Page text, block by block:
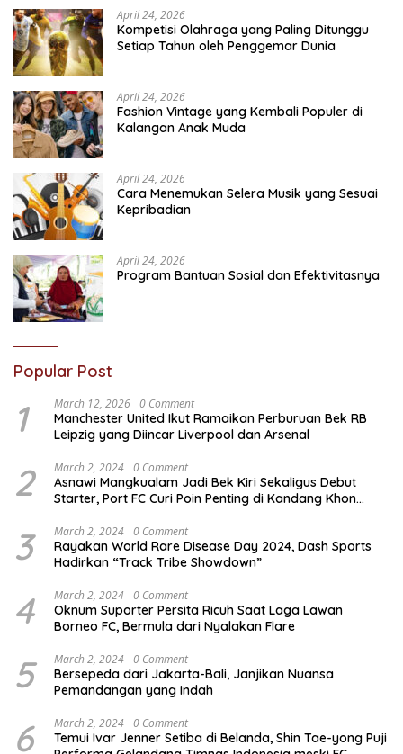
April 24, 2026
Kompetisi Olahraga yang Paling Ditunggu
Setiap Tahun oleh Penggemar Dunia
April 24, 2026
Fashion Vintage yang Kembali Populer di
Kalangan Anak Muda
April 24, 2026
Cara Menemukan Selera Musik yang Sesuai
Kepribadian
April 24, 2026
Program Bantuan Sosial dan Efektivitasnya
Popular Post
1 March 12, 2026 0 Comment
Manchester United Ikut Ramaikan Perburuan Bek RB
Leipzig yang Diincar Liverpool dan Arsenal
2 March 2, 2024 0 Comment
Asnawi Mangkualam Jadi Bek Kiri Sekaligus Debut
Starter, Port FC Curi Poin Penting di Kandang Khon
3 March 2, 2024 0 Comment
Rayakan World Rare Disease Day 2024, Dash Sports
Hadirkan “Track Tribe Showdown”
4 March 2, 2024 0 Comment
Oknum Suporter Persita Ricuh Saat Laga Lawan
Borneo FC, Bermula dari Nyalakan Flare
5 March 2, 2024 0 Comment
Bersepeda dari Jakarta-Bali, Janjikan Nuansa
Pemandangan yang Indah
6 March 2, 2024 0 Comment
Temui Ivar Jenner Setiba di Belanda, Shin Tae-yong Puji